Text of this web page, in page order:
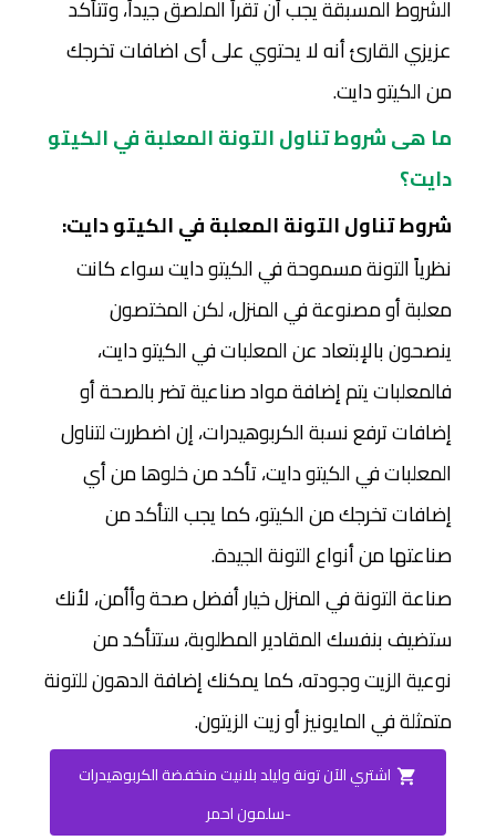
الشروط المسبقة يجب أن تقرأ الملصق جيداً، وتتأكد
عزيزي القارئ أنه لا يحتوي على أى اضافات تخرجك
من الكيتو دايت.
ما هى شروط تناول التونة المعلبة في الكيتو
دايت؟
شروط تناول التونة المعلبة في الكيتو دايت:
نظرياً التونة مسموحة في الكيتو دايت سواء كانت
معلبة أو مصنوعة في المنزل، لكن المختصون
ينصحون بالإبتعاد عن المعلبات في الكيتو دايت،
فالمعلبات يتم إضافة مواد صناعية تضر بالصحة أو
إضافات ترفع نسبة الكربوهيدرات، إن اضطررت لتناول
المعلبات في الكيتو دايت، تأكد من خلوها من أي
إضافات تخرجك من الكيتو، كما يجب التأكد من
صناعتها من أنواع التونة الجيدة.
صناعة التونة في المنزل خيار أفضل صحة وأأمن، لأنك
ستضيف بنفسك المقادير المطلوبة، ستتأكد من
نوعية الزيت وجودته، كما يمكنك إضافة الدهون للتونة
متمثلة في المايونيز أو زيت الزيتون.
اشتري الآن تونة وليلد بلانيت منخفضة الكربوهيدرات
-سلمون احمر